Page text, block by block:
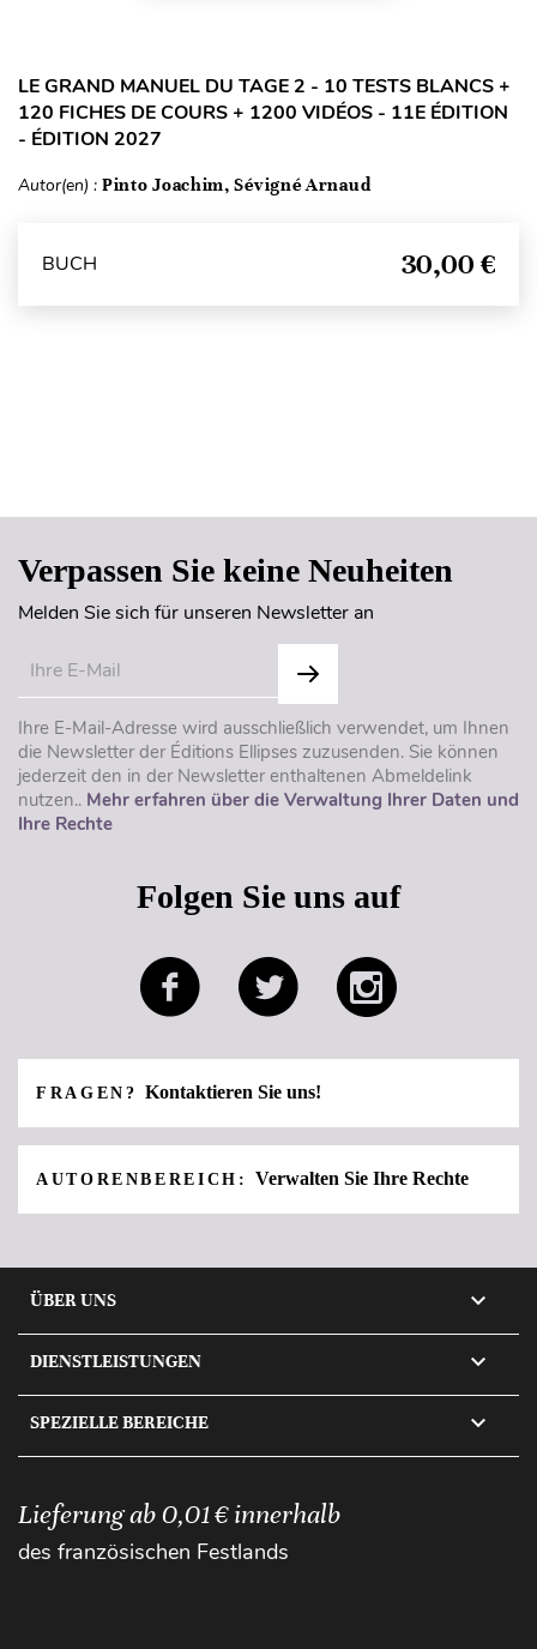
LE GRAND MANUEL DU TAGE 2 - 10 TESTS BLANCS +
120 FICHES DE COURS + 1200 VIDÉOS - 11E ÉDITION
- ÉDITION 2027
Autor(en) : Pinto Joachim, Sévigné Arnaud
BUCH 30,00 €
Verpassen Sie keine Neuheiten
Melden Sie sich für unseren Newsletter an
Ihre E-Mail-Adresse wird ausschließlich verwendet, um Ihnen
die Newsletter der Éditions Ellipses zuzusenden. Sie können
jederzeit den in der Newsletter enthaltenen Abmeldelink
nutzen.. Mehr erfahren über die Verwaltung Ihrer Daten und
Ihre Rechte
Folgen Sie uns auf
FRAGEN? Kontaktieren Sie uns!
AUTORENBEREICH: Verwalten Sie Ihre Rechte
ÜBER UNS 
DIENSTLEISTUNGEN 
SPEZIELLE BEREICHE 
Lieferung ab 0,01 € innerhalb
des französischen Festlands